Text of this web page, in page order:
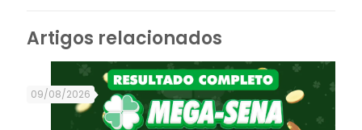
Artigos relacionados
09/08/2026